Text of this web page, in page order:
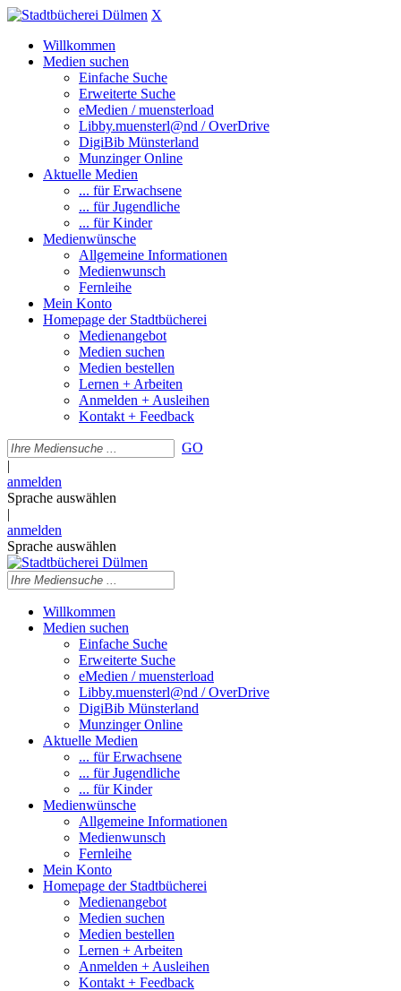
X
Willkommen
Medien suchen
Einfache Suche
Erweiterte Suche
eMedien / muensterload
Libby.muensterl@nd / OverDrive
DigiBib Münsterland
Munzinger Online
Aktuelle Medien
... für Erwachsene
... für Jugendliche
... für Kinder
Medienwünsche
Allgemeine Informationen
Medienwunsch
Fernleihe
Mein Konto
Homepage der Stadtbücherei
Medienangebot
Medien suchen
Medien bestellen
Lernen + Arbeiten
Anmelden + Ausleihen
Kontakt + Feedback
GO
|
anmelden
Sprache auswählen
|
anmelden
Sprache auswählen
Willkommen
Medien suchen
Einfache Suche
Erweiterte Suche
eMedien / muensterload
Libby.muensterl@nd / OverDrive
DigiBib Münsterland
Munzinger Online
Aktuelle Medien
... für Erwachsene
... für Jugendliche
... für Kinder
Medienwünsche
Allgemeine Informationen
Medienwunsch
Fernleihe
Mein Konto
Homepage der Stadtbücherei
Medienangebot
Medien suchen
Medien bestellen
Lernen + Arbeiten
Anmelden + Ausleihen
Kontakt + Feedback